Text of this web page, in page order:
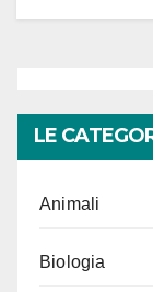
LE
Animali
Biologia